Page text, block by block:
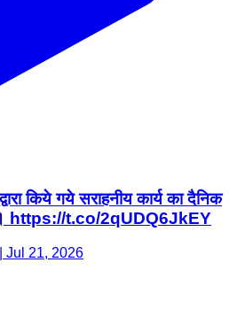
किये गये सराहनीय कार्य का दैनिक
https://t.co/2qUDQ6JkEY
Jul 21, 2026